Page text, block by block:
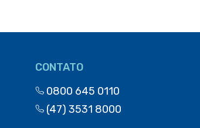
CONTATO
0800 645 0110
(47) 3531 8000